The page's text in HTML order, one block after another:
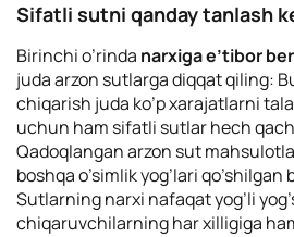
Sifatli sutni qanday tanlash
Birinchi o’rinda narxiga e’tibor
juda arzon sutlarga diqqat qiling:
chiqarish juda ko’p xarajatlarni
uchun ham sifatli sutlar hech
Qadoqlangan arzon sut
boshqa o’simlik yog’lari
Sutlarning narxi nafaqat yog’li
chiqaruvchilarning har xilligiga